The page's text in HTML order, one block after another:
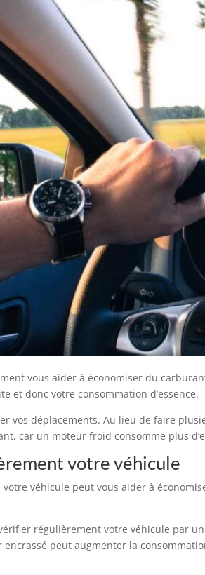
vous aider à économiser du
et donc votre consommation d’essence.
vos déplacements. Au lieu de faire
car un moteur froid consomme plus
votre véhicule
véhicule peut vous aider à
régulièrement votre véhicule par
peut augmenter la